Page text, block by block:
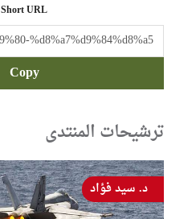
Short URL
Copy
ترشيحات المنتدى
د. سيد فؤاد